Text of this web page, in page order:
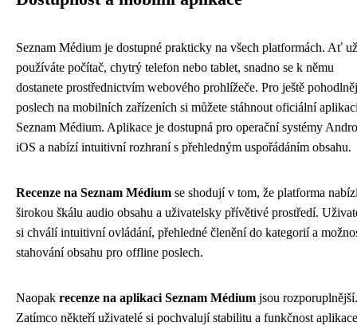
Seznam Médium je dostupné prakticky na všech platformách. Ať už
používáte počítač, chytrý telefon nebo tablet, snadno se k němu
dostanete prostřednictvím webového prohlížeče. Pro ještě
poslech na mobilních zařízeních si můžete stáhnout oficiální
Seznam Médium. Aplikace je dostupná pro operační systémy
iOS a nabízí intuitivní rozhraní s přehledným uspořádáním obsahu.
Recenze na Seznam Médium se shodují v tom, že platforma
širokou škálu audio obsahu a uživatelsky přívětivé prostředí.
si chválí intuitivní ovládání, přehledné členění do kategorií a
stahování obsahu pro offline poslech.
Naopak recenze na aplikaci Seznam Médium jsou rozporuplnější.
Zatímco někteří uživatelé si pochvalují stabilitu a funkčnost